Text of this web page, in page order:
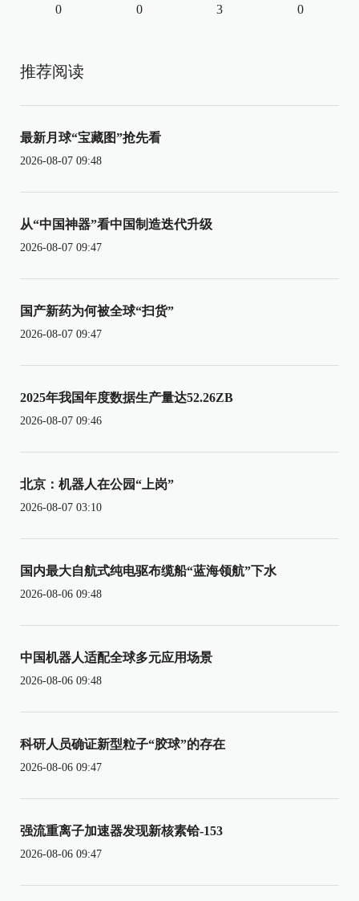
0 0 3 0
推荐阅读
最新月球“宝藏图”抢先看
2026-08-07 09:48
从“中国神器”看中国制造迭代升级
2026-08-07 09:47
国产新药为何被全球“扫货”
2026-08-07 09:47
2025年我国年度数据生产量达52.26ZB
2026-08-07 09:46
北京：机器人在公园“上岗”
2026-08-07 03:10
国内最大自航式纯电驱布缆船“蓝海领航”下水
2026-08-06 09:48
中国机器人适配全球多元应用场景
2026-08-06 09:48
科研人员确证新型粒子“胶球”的存在
2026-08-06 09:47
强流重离子加速器发现新核素铪-153
2026-08-06 09:47